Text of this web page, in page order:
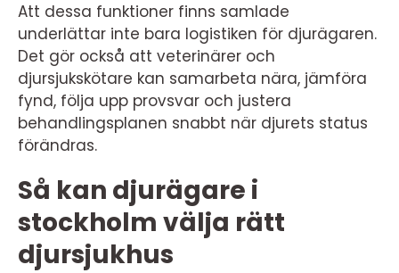
Att dessa funktioner finns samlade
underlättar inte bara logistiken för djurägaren.
Det gör också att veterinärer och
djursjukskötare kan samarbeta nära, jämföra
fynd, följa upp provsvar och justera
behandlingsplanen snabbt när djurets status
förändras.
Så kan djurägare i
stockholm välja rätt
djursjukhus